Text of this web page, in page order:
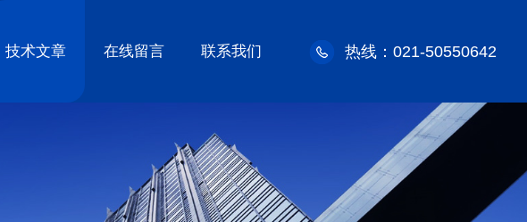
技术文章 在线留言 联系我们 热线：021-50550642